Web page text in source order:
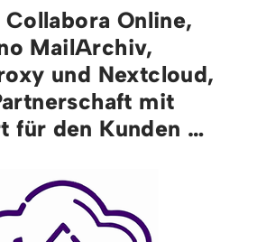
Collabora Online,
MailArchiv,
und Nextcloud,
mit
für den Kunden …